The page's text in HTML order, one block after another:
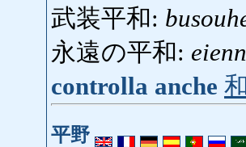
武装平和:
永遠の平和:
controlla anche
平野